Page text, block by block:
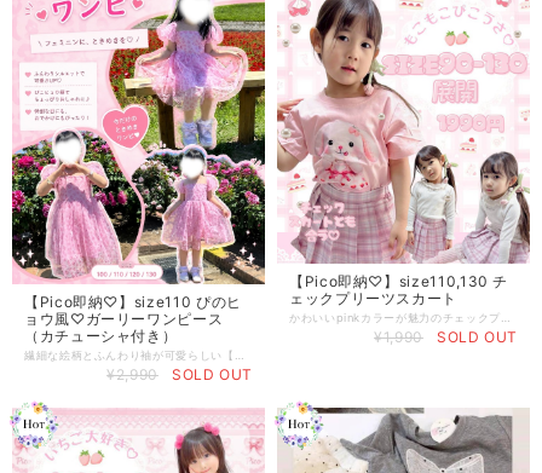
【Pico即納♡】size110 ぴのヒ
ョウ風♡ガーリーワンピース
（カチューシャ付き）
繊細な絵柄とふんわり袖が可愛らしい【ぴこヒョウ】チックなガーリーワンピース♡ 軽やかな素材感で、春のおでかけにぴったり♡ カチューシャとのセットで女の子が大好きなコーデの完成です ˘ᴗ˘
¥2,990 SOLD OUT
【Pico即納♡】size110,130 チ
ェックプリーツスカート
¥1,990 SOLD OUT